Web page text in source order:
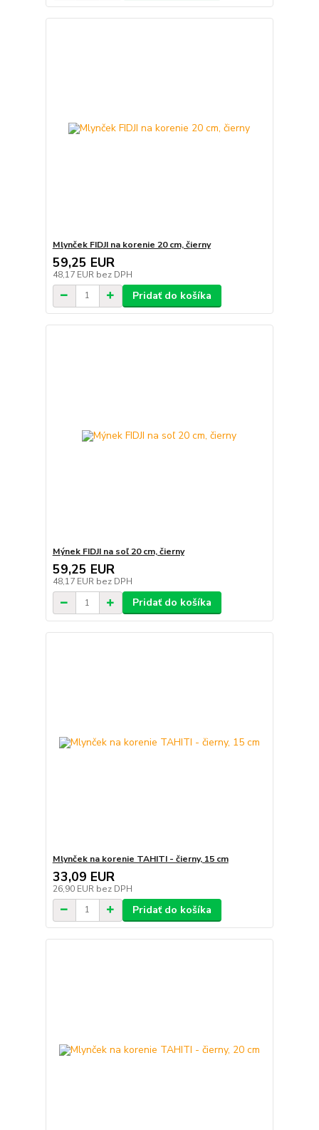
Mlynček FIDJI na korenie 20 cm, čierny
59,25 EUR
48,17 EUR bez DPH
Pridať do košíka
Mýnek FIDJI na soľ 20 cm, čierny
59,25 EUR
48,17 EUR bez DPH
Pridať do košíka
Mlynček na korenie TAHITI - čierny, 15 cm
33,09 EUR
26,90 EUR bez DPH
Pridať do košíka